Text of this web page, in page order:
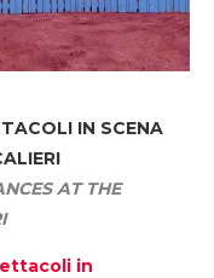
IN SCENA
AT THE
in